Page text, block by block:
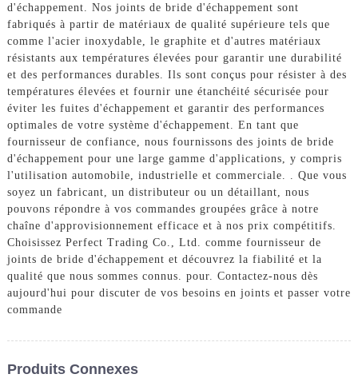
d'échappement. Nos joints de bride d'échappement sont
fabriqués à partir de matériaux de qualité supérieure tels que
comme l'acier inoxydable, le graphite et d'autres matériaux
résistants aux températures élevées pour garantir une durabilité
et des performances durables. Ils sont conçus pour résister à des
températures élevées et fournir une étanchéité sécurisée pour
éviter les fuites d'échappement et garantir des performances
optimales de votre système d'échappement. En tant que
fournisseur de confiance, nous fournissons des joints de bride
d'échappement pour une large gamme d'applications, y compris
l'utilisation automobile, industrielle et commerciale. . Que vous
soyez un fabricant, un distributeur ou un détaillant, nous
pouvons répondre à vos commandes groupées grâce à notre
chaîne d'approvisionnement efficace et à nos prix compétitifs.
Choisissez Perfect Trading Co., Ltd. comme fournisseur de
joints de bride d'échappement et découvrez la fiabilité et la
qualité que nous sommes connus. pour. Contactez-nous dès
aujourd'hui pour discuter de vos besoins en joints et passer votre
commande
Produits Connexes